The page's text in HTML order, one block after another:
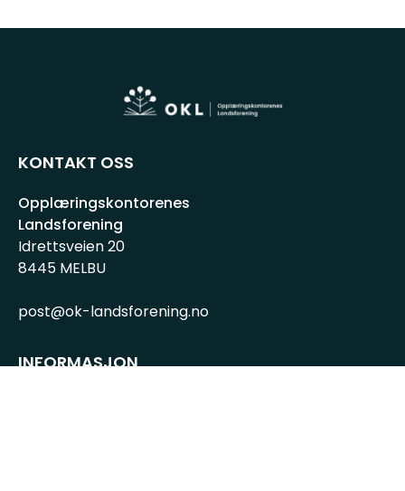
KONTAKT OSS
Opplæringskontorenes
Landsforening
Idrettsveien 20
8445 MELBU
post@ok-landsforening.no
INFORMASJON